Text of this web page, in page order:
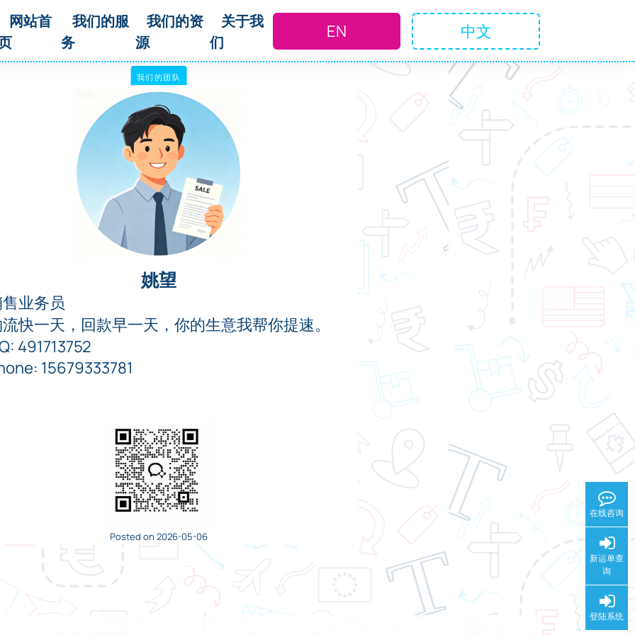
网站首
我们的服
务
我们的资
源
关于我
们
EN 中文
在线咨询
新运单查
询
登陆系统
我们的团队
姚望
业务员
快一天，回款早一天，你的生意我帮你提速。
491713752
15679333781
Posted on 2026-05-06